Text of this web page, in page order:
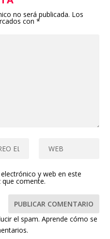
no será publicada. Los
con*
y web en este
comente.
el spam.Aprende cómo se